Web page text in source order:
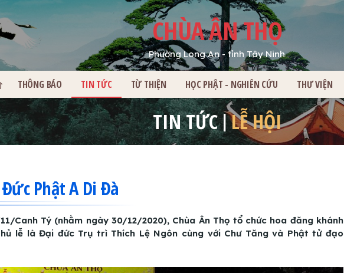
CHÙA ÂN THỌ
Phường Long An - tỉnh Tây Ninh
TRANG CHỦ
THÔNG BÁO TIN TỨC TỪ THIỆN HỌC PHẬT - NGHIÊN CỨU THƯ VIỆN
TIN TỨC LỄ HỘI
Phật A Di Đà
Canh Tý (nhằm ngày 30/12/2020), Chùa Ân Thọ tổ chức hoa đăng khánh
lễ là Đại đức Trụ trì Thích Lệ Ngôn cùng với Chư Tăng và Phật tử đạo